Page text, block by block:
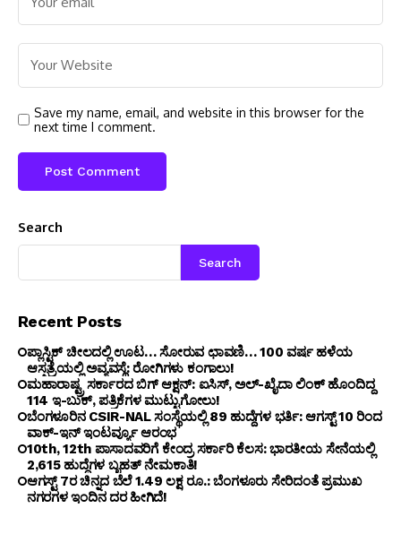
Save my name, email, and website in this browser for the
next time I comment.
Search
Search
Recent Posts
ಪ್ಲಾಸ್ಟಿಕ್ ಚೀಲದಲ್ಲಿ ಊಟ… ಸೋರುವ ಛಾವಣಿ… 100 ವರ್ಷ ಹಳೆಯ
ಆಸ್ಪತ್ರೆಯಲ್ಲಿ ಅವ್ಯವಸ್ಥೆ: ರೋಗಿಗಳು ಕಂಗಾಲು!
ಮಹಾರಾಷ್ಟ್ರ ಸರ್ಕಾರದ ಬಿಗ್ ಆಕ್ಷನ್: ಐಸಿಸ್, ಅಲ್-ಖೈದಾ ಲಿಂಕ್ ಹೊಂದಿದ್ದ
114 ಇ-ಬುಕ್, ಪತ್ರಿಕೆಗಳ ಮುಟ್ಟುಗೋಲು!
ಬೆಂಗ‌ಳೂರಿನ CSIR-NAL ಸಂಸ್ಥೆಯಲ್ಲಿ 89 ಹುದ್ದೆಗಳ ಭರ್ತಿ: ಆಗಸ್ಟ್ 10 ರಿಂದ
ವಾಕ್-ಇನ್ ಇಂಟರ್ವ್ಯೂ ಆರಂಭ
10th, 12th ಪಾಸಾದವರಿಗೆ ಕೇಂದ್ರ ಸರ್ಕಾರಿ ಕೆಲಸ: ಭಾರತೀಯ ಸೇನೆಯಲ್ಲಿ
2,615 ಹುದ್ದೆಗಳ ಬೃಹತ್ ನೇಮಕಾತಿ!
ಆಗಸ್ಟ್ 7ರ ಚಿನ್ನದ ಬೆಲೆ 1.49 ಲಕ್ಷ ರೂ.: ಬೆಂಗಳೂರು ಸೇರಿದಂತೆ ಪ್ರಮುಖ
ನಗರಗಳ ಇಂದಿನ ದರ ಹೀಗಿದೆ!